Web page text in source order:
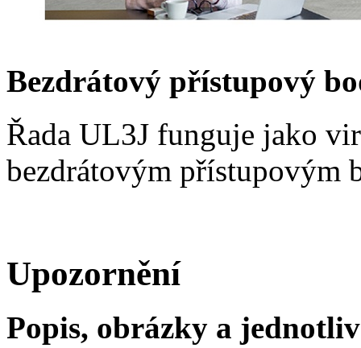
Bezdrátový přístupový
Řada UL3J funguje jako
bezdrátovým přístupovým
Upozornění
Popis, obrázky a